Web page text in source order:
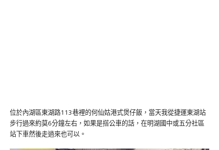
位於內湖區東湖路113巷裡的何仙姑港式煲仔飯，當天我從捷運東湖站
步行過來約莫6分鐘左右，如果是搭公車的話，在明湖國中或五分社區
站下車然後走過來也可以。